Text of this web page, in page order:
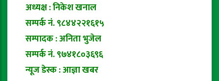
अध्यक्ष : निकेश खनाल
सम्पर्क नं. ९८४४२२१६१५
सम्पादक : अनिता भुजेल
सम्पर्क नं. ९७४१८०३६९६
न्यूज डेस्क : आज्ञा खबर